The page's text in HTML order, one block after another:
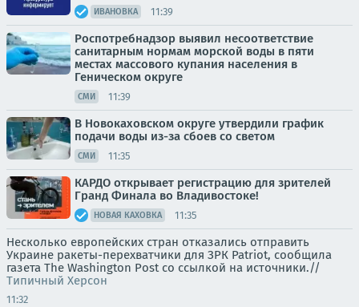
ИВАНОВКА 11:39
Роспотребнадзор выявил несоответствие
санитарным нормам морской воды в пяти
местах массового купания населения в
Геническом округе
СМИ 11:39
В Новокаховском округе утвердили график
подачи воды из-за сбоев со светом
СМИ 11:35
КАРДО открывает регистрацию для зрителей
Гранд Финала во Владивостоке!
НОВАЯ КАХОВКА 11:35
Несколько европейских стран отказались отправить
Украине ракеты-перехватчики для ЗРК Patriot, сообщила
газета The Washington Post со ссылкой на источники.//
Типичный Херсон
11:32